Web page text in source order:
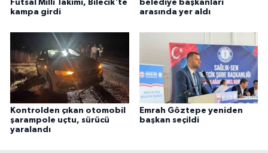
Futsal Milli Takımı, Bilecik'te
kampa girdi
belediye başkanları
arasında yer aldı
Kontrolden çıkan otomobil
şarampole uçtu, sürücü
yaralandı
Emrah Göztepe yeniden
başkan seçildi